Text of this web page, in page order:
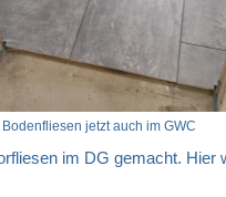
Bodenfliesen jetzt auch im GWC
im DG gemacht. Hier